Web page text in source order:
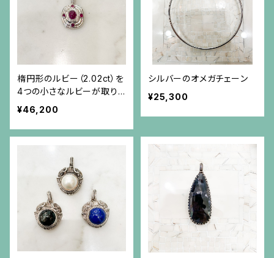
楕円形のルビー（2.02ct）を
4つの小さなルビーが取り
巻くシルバーペンダント（チ
ェーン別）
¥46,200
シルバーのオメガチェーン
¥25,300